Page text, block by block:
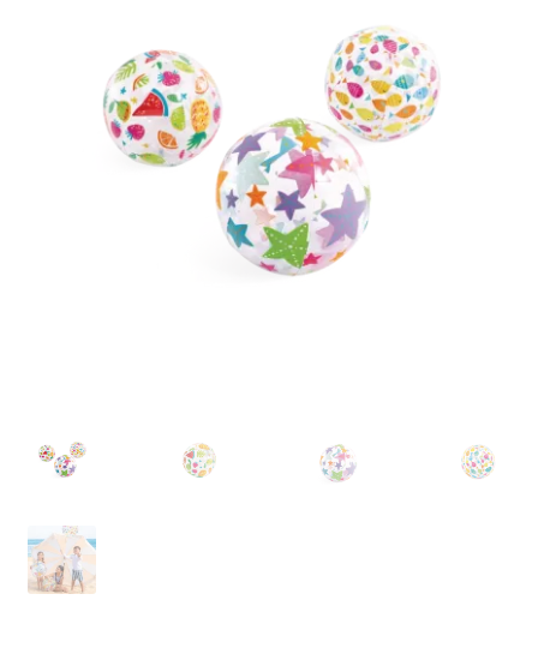
Рекламации и замена на производ
Сите производи